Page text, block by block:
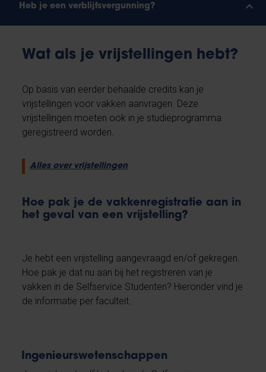
Heb je een verblijfsvergunning?
Wat als je vrijstellingen hebt?
Op basis van eerder behaalde credits kan je
vrijstellingen voor vakken aanvragen. Deze
vrijstellingen moeten ook in je studieprogramma
geregistreerd worden.
Alles over vrijstellingen
Hoe pak je de vakkenregistratie aan in
het geval van een vrijstelling?
Je hebt een vrijstelling aangevraagd en/of gekregen.
Hoe pak je dat nu aan bij het registreren van je
vakken in de Selfservice Studenten? Hieronder vind je
de informatie per faculteit.
Ingenieurswetenschappen